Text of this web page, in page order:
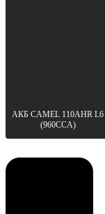
АКБ CAMEL 110AHR L6
(960CCA)